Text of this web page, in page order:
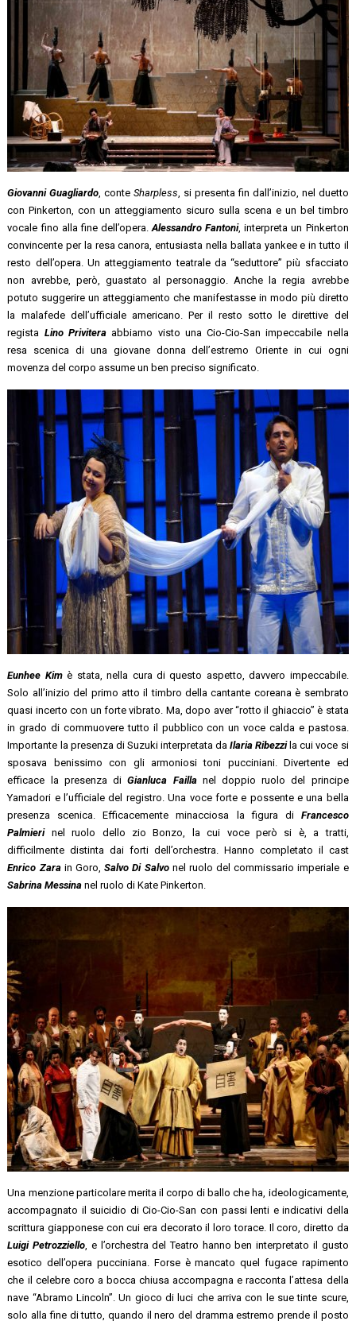
Giovanni Guagliardo , conteSharpless , si presenta fin dall’inizio, nel duetto
con Pinkerton, con un atteggiamento sicuro sulla scena e un bel timbro
vocale fino alla fine dell’opera.Alessandro Fantoni, interpreta un Pinkerton
convincente per la resa canora, entusiasta nella ballata yankee e in tutto il
resto dell’opera. Un atteggiamento teatrale da “seduttore” più sfacciato
non avrebbe, però, guastato al personaggio. Anche la regia avrebbe
potuto suggerire un atteggiamento che manifestasse in modo più diretto
la malafede dell’ufficiale americano. Per il resto sotto le direttive del
regista Lino Privitera abbiamo visto una Cio-Cio-San impeccabile nella
resa scenica di una giovane donna dell’estremo Oriente in cui ogni
movenza del corpo assume un ben preciso significato.
Eunhee Kimè stata, nella cura di questo aspetto, davvero impeccabile.
Solo all’inizio del primo atto il timbro della cantante coreana è sembrato
quasi incerto con un forte vibrato. Ma, dopo aver “rotto il ghiaccio” è stata
in grado di commuovere tutto il pubblico con un voce calda e pastosa.
Importante la presenza di Suzuki interpretata daIlaria Ribezzi la cui voce si
sposava benissimo con gli armoniosi toni pucciniani. Divertente ed
efficace la presenza diGianluca Failla nel doppio ruolo del principe
Yamadori e l’ufficiale del registro. Una voce forte e possente e una bella
presenza scenica. Efficacemente minacciosa la figura di Francesco
Palmierinel ruolo dello zio Bonzo, la cui voce però si è, a tratti,
difficilmente distinta dai forti dell’orchestra. Hanno completato il cast
Enrico Zarain Goro,Salvo Di Salvonel ruolo del commissario imperiale e
Sabrina Messina nel ruolo di Kate Pinkerton.
Una menzione particolare merita il corpo di ballo che ha, ideologicamente,
accompagnato il suicidio di Cio-Cio-San con passi lenti e indicativi della
scrittura giapponese con cui era decorato il loro torace. Il coro, diretto da
Luigi Petrozziello , e l’orchestra del Teatro hanno ben interpretato il gusto
esotico dell’opera pucciniana. Forse è mancato quel fugace rapimento
che il celebre coro a bocca chiusa accompagna e racconta l’attesa della
nave “Abramo Lincoln”. Un gioco di luci che arriva con le sue tinte scure,
solo alla fine di tutto, quando il nero del dramma estremo prende il posto